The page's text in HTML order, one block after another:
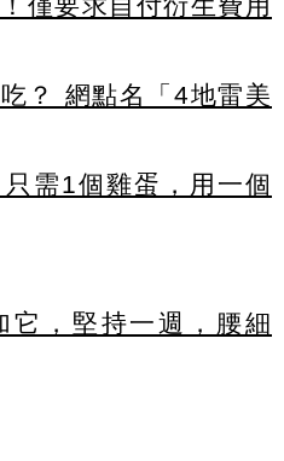
？ 網點名「4地雷美
需1個雞蛋，用一個
，堅持一週，腰細